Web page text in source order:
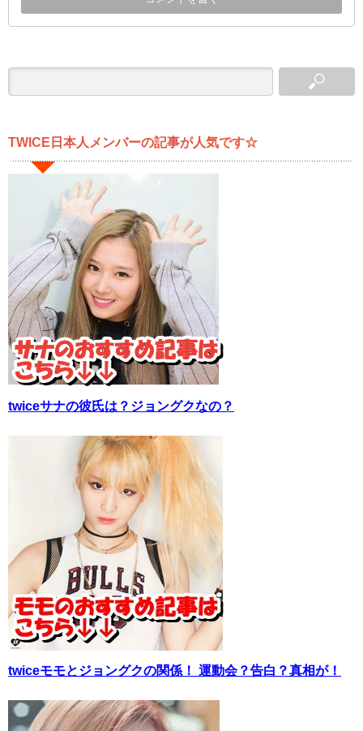
TWICE日本人メンバーの記事が人気です☆
twiceサナの彼氏は？ジョングクなの？
twiceモモとジョングクの関係！ 運動会？告白？真相が！